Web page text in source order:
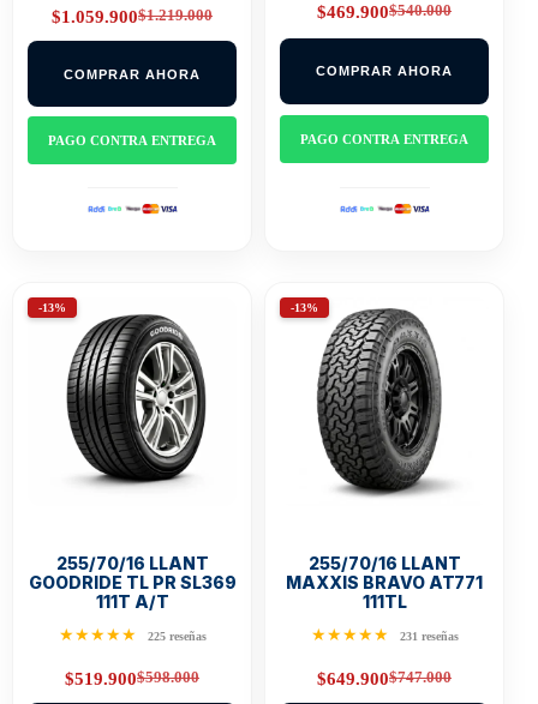
$1.219.000
Original
price
$1.219.000.
$1.059.900Current
price
$1.059.900.
COMPRAR AHORA
PAGO CONTRA ENTREGA
$540.000
Original
price
$540.000.
$469.900Current
price
$469.900.
COMPRAR AHORA
PAGO CONTRA ENTREGA
-13%
255/70/16 LLANT
GOODRIDE TL PR SL369
111T A/T
★★★★★ 225 reseñas
$598.000
Original
$519.900Current
-13%
255/70/16 LLANT
MAXXIS BRAVO AT771
111TL
★★★★★ 231 reseñas
$747.000
Original
$649.900Current